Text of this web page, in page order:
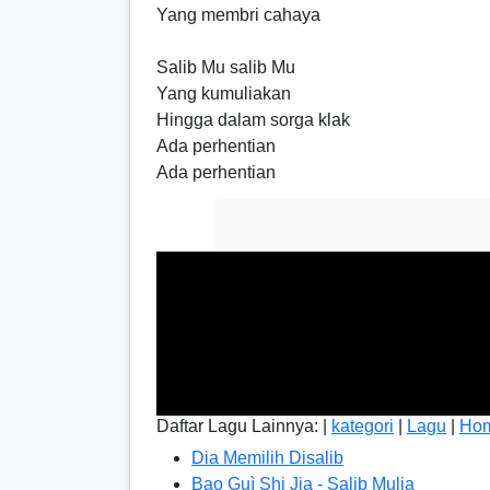
Yang membri cahaya
Salib Mu salib Mu
Yang kumuliakan
Hingga dalam sorga klak
Ada perhentian
Ada perhentian
Daftar Lagu Lainnya: | kategori Lagu
Dia Memilih Disalib
Bao Guì Shi Jia - Salib Mulia